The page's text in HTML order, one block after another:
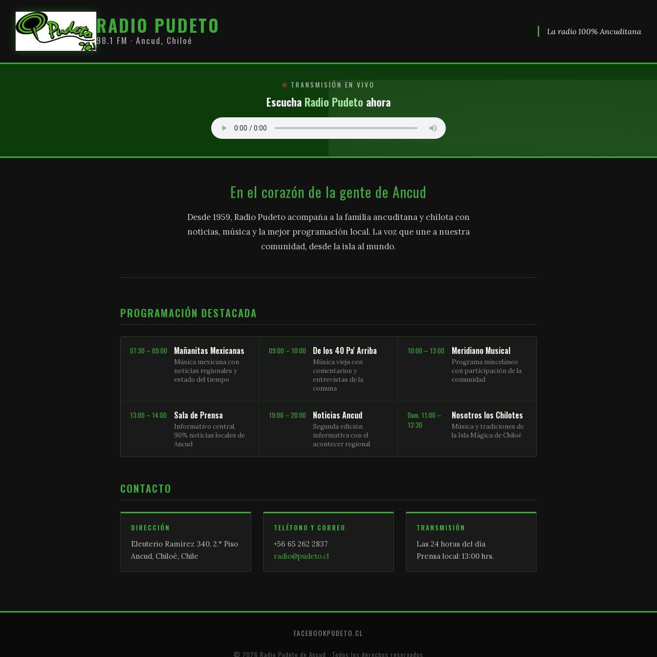
RADIO PUDETO
98.1 FM · Ancud, Chiloé
La radio 100% Ancuditana
TRANSMISIÓN EN VIVO
Escucha Radio Pudeto ahora
En el corazón de la gente de Ancud
Desde 1959, Radio Pudeto acompaña a la familia ancuditana y chilota con
noticias, música y la mejor programación local. La voz que une a nuestra
comunidad, desde la isla al mundo.
PROGRAMACIÓN DESTACADA
07:30 – 09:00 Mañanitas Mexicanas
Música mexicana con
noticias regionales y
estado del tiempo
09:00 – 10:00 De los 40 Pa' Arriba
Música vieja con
comentarios y
entrevistas de la
comuna
10:00 – 13:00 Meridiano Musical
Programa misceláneo
con participación de la
comunidad
13:00 – 14:00 Sala de Prensa
Informativo central,
90% noticias locales de
Ancud
19:00 – 20:00 Noticias Ancud
Segunda edición
informativa con el
acontecer regional
Dom. 11:00 –
12:30
Nosotros los Chilotes
Música y tradiciones de
la Isla Mágica de Chiloé
CONTACTO
DIRECCIÓN
Eleuterio Ramírez 340, 2.° Piso
Ancud, Chiloé, Chile
TELÉFONO Y CORREO
+56 65 262 2837
radio@pudeto.cl
TRANSMISIÓN
Las 24 horas del día
Prensa local: 13:00 hrs.
FACEBOOKPUDETO.CL
© 2026 Radio Pudeto de Ancud · Todos los derechos reservados